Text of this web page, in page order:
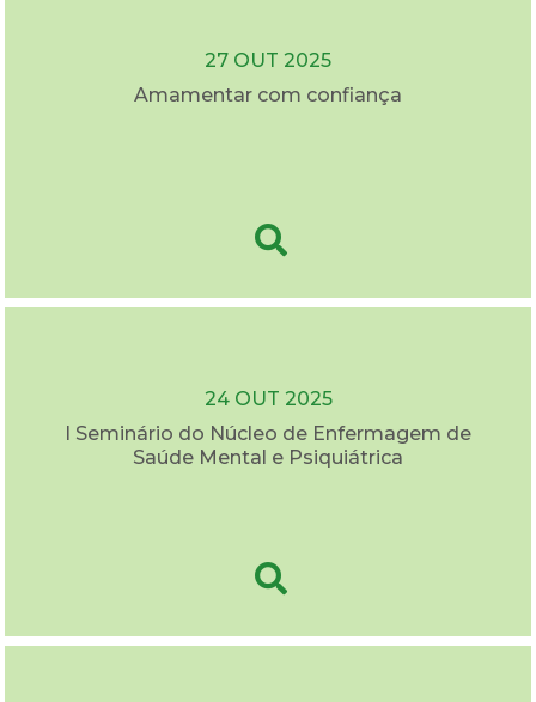
27 OUT 2025
Amamentar com confiança
24 OUT 2025
I Seminário do Núcleo de Enfermagem de
Saúde Mental e Psiquiátrica